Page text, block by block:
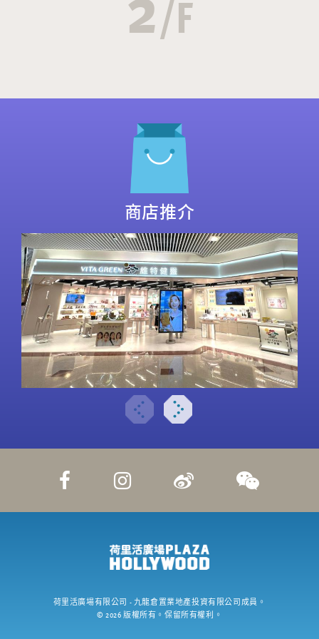
/F
商店推介
荷里活廣場有限公司 - 九龍倉置業地產投資有限公司成員。
© 2026版權所有。保留所有權利。